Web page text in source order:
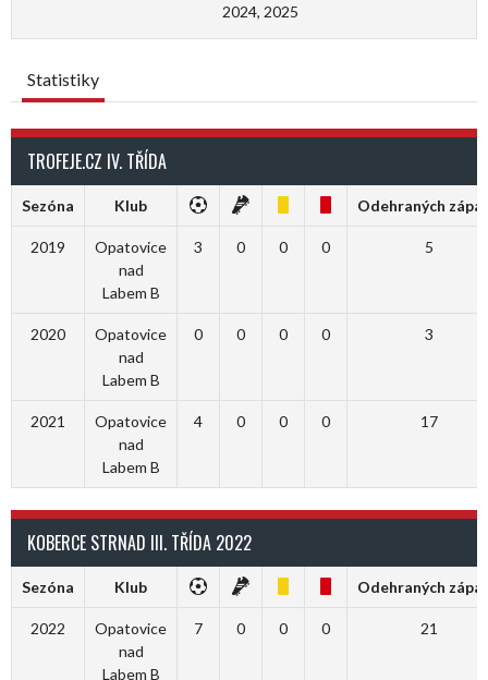
2024, 2025
Statistiky
TROFEJE.CZ IV. TŘÍDA
Sezóna Klub Odehraných
2019
Opatovice
nad
Labem B
3 0 0 0 5
2020
Opatovice
nad
Labem B
0 0 0 0 3
2021
Opatovice
nad
Labem B
4 0 0 0 17
KOBERCE STRNAD III. TŘÍDA 2022
Sezóna Klub Odehraných
2022
Opatovice
nad
Labem B
7 0 0 0 21